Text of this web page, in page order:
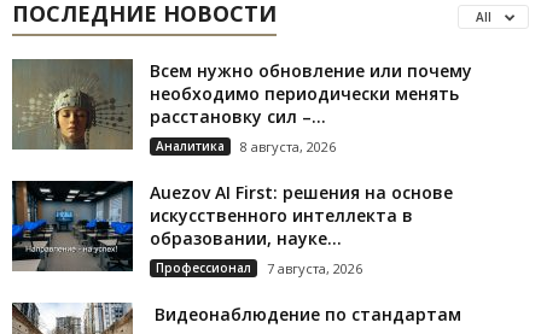
ПОСЛЕДНИЕ НОВОСТИ All
Всем нужно обновление или почему
необходимо периодически менять
расстановку сил –...
Аналитика 8 августа, 2026
Auezov AI First: решения на основе
искусственного интеллекта в
образовании, науке...
Профессионал 7 августа, 2026
Видеонаблюдение по стандартам